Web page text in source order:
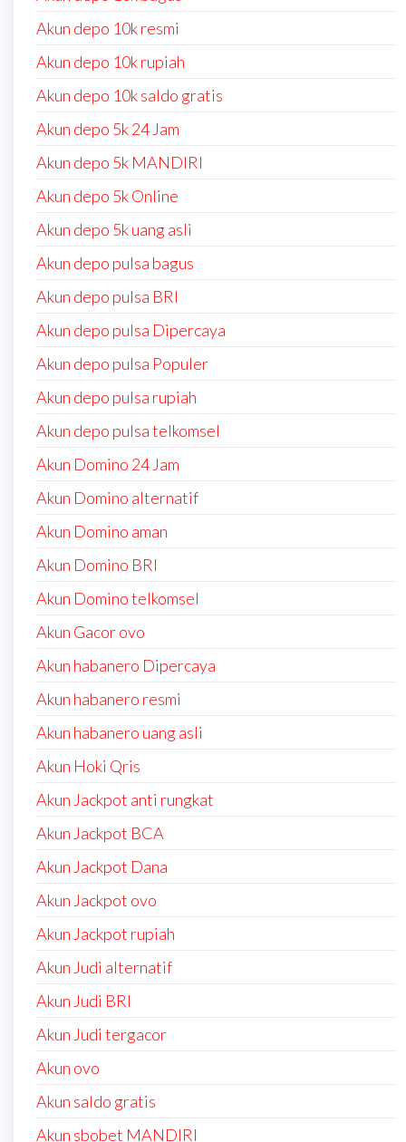
Akun depo 10k resmi
Akun depo 10k rupiah
Akun depo 10k saldo gratis
Akun depo 5k 24 Jam
Akun depo 5k MANDIRI
Akun depo 5k Online
Akun depo 5k uang asli
Akun depo pulsa bagus
Akun depo pulsa BRI
Akun depo pulsa Dipercaya
Akun depo pulsa Populer
Akun depo pulsa rupiah
Akun depo pulsa telkomsel
Akun Domino 24 Jam
Akun Domino alternatif
Akun Domino aman
Akun Domino BRI
Akun Domino telkomsel
Akun Gacor ovo
Akun habanero Dipercaya
Akun habanero resmi
Akun habanero uang asli
Akun Hoki Qris
Akun Jackpot anti rungkat
Akun Jackpot BCA
Akun Jackpot Dana
Akun Jackpot ovo
Akun Jackpot rupiah
Akun Judi alternatif
Akun Judi BRI
Akun Judi tergacor
Akun ovo
Akun saldo gratis
Akun sbobet MANDIRI